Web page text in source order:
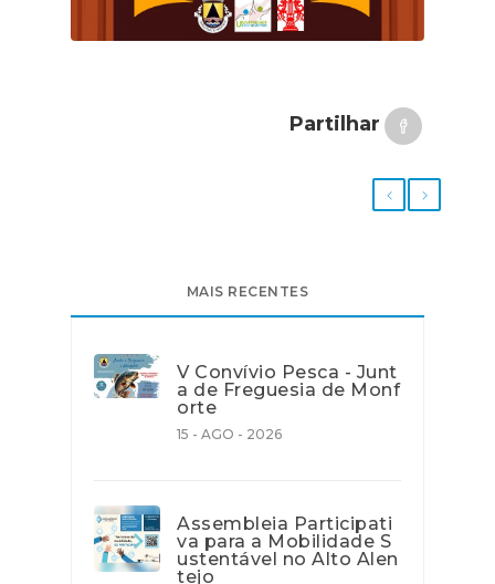
Partilhar
MAIS RECENTES
V Convívio Pesca - Junt
a de Freguesia de Monf
orte
15 - AGO - 2026
Assembleia Participati
va para a Mobilidade S
ustentável no Alto Alen
tejo